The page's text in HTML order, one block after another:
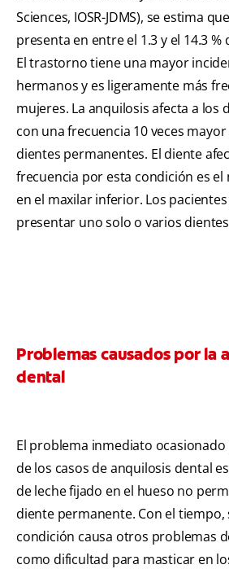
Sciences, IOSR-JDMS), se estima
presenta en entre el 1.3 y el 14.3 %
El trastorno tiene una mayor
hermanos y es ligeramente más
mujeres. La anquilosis afecta a los
con una frecuencia 10 veces
dientes permanentes. El diente
frecuencia por esta condición es el
en el maxilar inferior. Los
presentar uno solo o varios
Problemas causados por la
dental
El problema inmediato
de los casos de anquilosis dental
de leche fijado en el hueso no
diente permanente. Con el tiempo,
condición causa otros problemas
como dificultad para masticar en